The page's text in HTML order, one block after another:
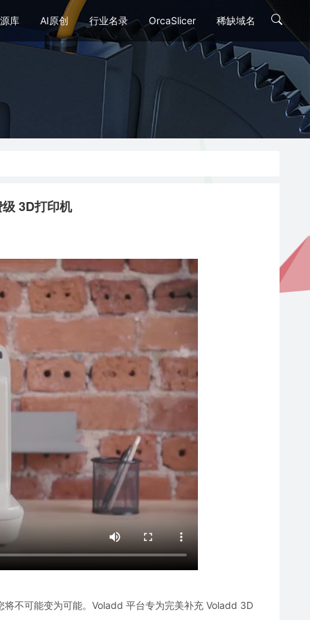
库 AI原创 行业名录 OrcaSlicer 稀缺域名
3D打印机
不可能变为可能。Voladd 平台专为完美补充 Voladd 3D